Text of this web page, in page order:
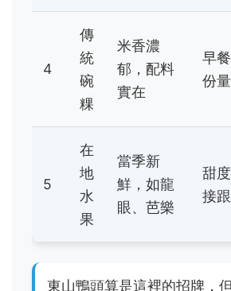
4
傳
統
碗
粿
米香濃
郁，配料
實在
早
份
5
在
地
水
果
當季新
鮮，如龍
眼、芭樂
甜
接
東山鴨頭算是這裡的招牌，